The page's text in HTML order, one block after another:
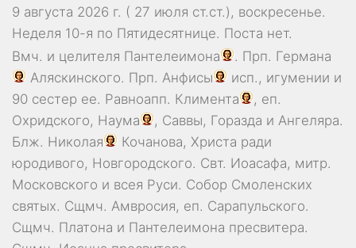
9 августа 2026 г. ( 27 июля ст.ст.), воскресенье.
Неделя 10-я по Пятидесятнице. Поста нет.
Вмч. и целителя Пантелеимона . Прп. Германа
Аляскинского. Прп. Анфисы
исп., игумении и
90 сестер ее. Равноапп. Климента
, еп.
Охридского, Наума , Саввы, Горазда и Ангеляра.
Блж. Николая
Кочанова, Христа ради
юродивого, Новгородского. Свт. Иоасафа, митр.
Московского и всея Руси. Собор Смоленских
святых. Сщмч. Амвросия, еп. Сарапульского.
Сщмч. Платона и Пантелеимона пресвитера.